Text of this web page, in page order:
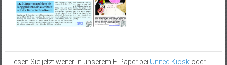
Lesen Sie jetzt weiter in unserem E-Paper bei United Kioskoder